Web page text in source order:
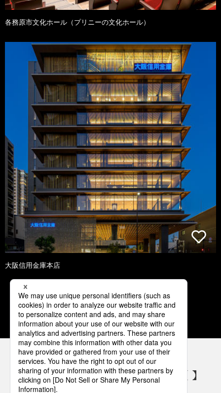
各務原市文化ホール（プリニーの文化ホール）
大阪信用金庫本店
1 2 3 4 5
パナソニックの電気設備 SNSアカウント